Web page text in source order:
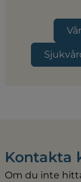
Kontakta
Om du inte